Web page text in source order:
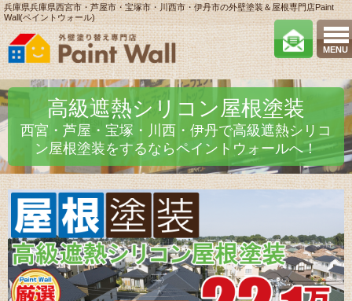
MENU
兵庫県兵庫県西宮市・芦屋市・宝塚市・川西市・伊丹市の外壁塗装＆屋根専門店Paint
Wall(ペイントウォール)
高級遮熱シリコン屋根塗装
西宮・芦屋・宝塚・川西・伊丹で高級遮熱シリコ
ン屋根塗装をするならペイントウォールへ！